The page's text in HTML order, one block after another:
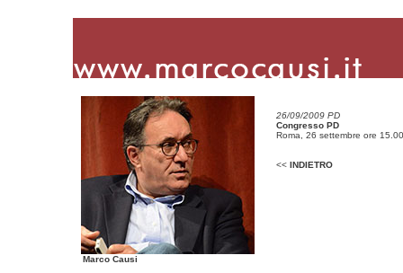
Marco Causi
26/09/2009 PD
Congresso PD
Roma, 26 settembre ore
<< INDIETRO